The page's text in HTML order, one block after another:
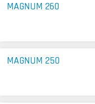
MAGNUM 260
MAGNUM 250